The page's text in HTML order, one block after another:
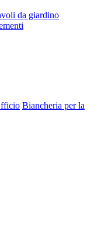
da giardino
Biancheria per la